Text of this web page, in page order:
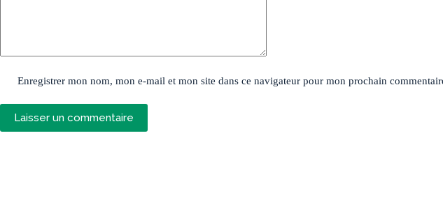
Enregistrer mon nom, mon e-mail et mon site dans ce navigateur pour mon prochain
Laisser un commentaire